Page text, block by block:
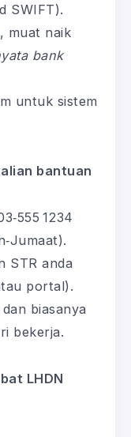
SWIFT).
muat naik
bank
untuk sistem
bantuan
1234
STR anda
portal).
biasanya
bekerja.
LHDN